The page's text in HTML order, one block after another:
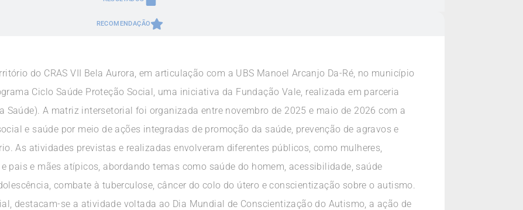
RECOMENDAÇÃO
do CRAS VII Bela Aurora, em articulação com a UBS Manoel Arcanjo Da-Ré, no município
Ciclo Saúde Proteção Social, uma iniciativa da Fundação Vale, realizada em parceria
Saúde). A matriz intersetorial foi organizada entre novembro de 2025 e maio de 2026 com a
e saúde por meio de ações integradas de promoção da saúde, prevenção de agravos e
As atividades previstas e realizadas envolveram diferentes públicos, como mulheres,
pais e mães atípicos, abordando temas como saúde do homem, acessibilidade, saúde
combate à tuberculose, câncer do colo do útero e conscientização sobre o autismo.
destacam-se a atividade voltada ao Dia Mundial de Conscientização do Autismo, a ação de